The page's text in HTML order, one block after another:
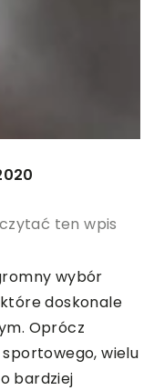
ten wpis
wybór
doskonale
Oprócz
wielu
bardziej